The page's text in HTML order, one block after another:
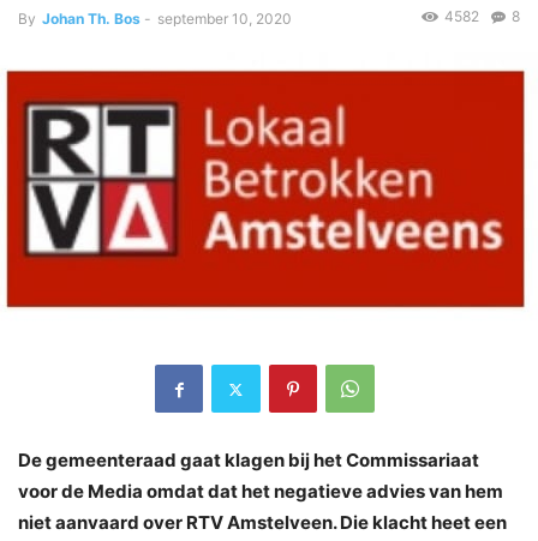
By Johan Th. Bos - september 10, 2020 8
4582
De gemeenteraad gaat klagen bij het Commissariaat
voor de Media omdat dat het negatieve advies van hem
niet aanvaard over RTV Amstelveen. Die klacht heet een